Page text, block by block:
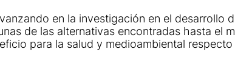
en la investigación en el desarrollo
de las alternativas encontradas hasta el
para la salud y medioambiental